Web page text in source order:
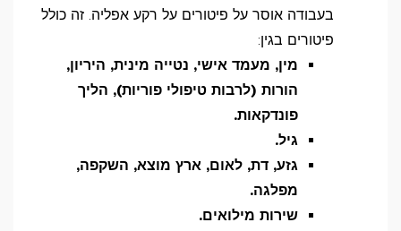
בעבודה אוסר על פיטורים על רקע אפליה. זה כולל
פיטורים בגין:
מין, מעמד אישי, נטייה מינית, היריון,
הורות (לרבות טיפולי פוריות), הליך
פונדקאות.
גיל.
גזע, דת, לאום, ארץ מוצא, השקפה,
מפלגה.
שירות מילואים.